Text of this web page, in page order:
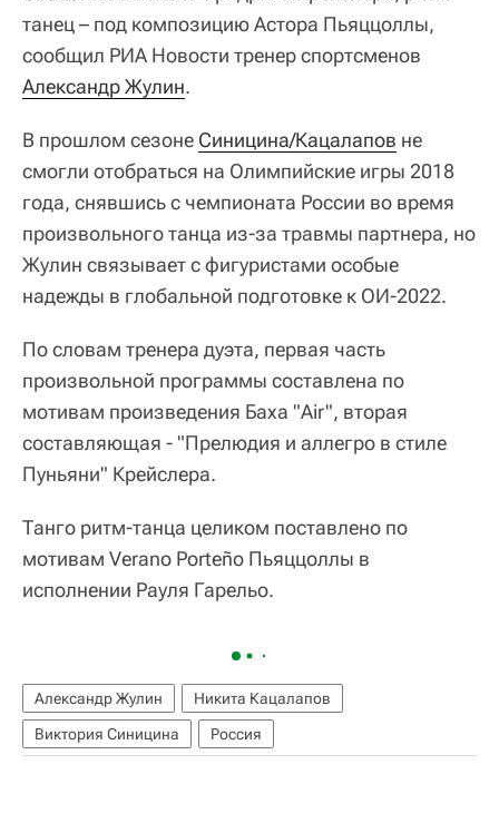
танец – под композицию Астора Пьяццоллы,
сообщил РИА Новости тренер спортсменов
Александр Жулин.
В прошлом сезоне Синицина/Кацалапов не
смогли отобраться на Олимпийские игры 2018
года, снявшись с чемпионата России во время
произвольного танца из-за травмы партнера, но
Жулин связывает с фигуристами особые
надежды в глобальной подготовке к ОИ-2022.
По словам тренера дуэта, первая часть
произвольной программы составлена по
мотивам произведения Баха "Air", вторая
составляющая - "Прелюдия и аллегро в стиле
Пуньяни" Крейслера.
Танго ритм-танца целиком поставлено по
мотивам Verano Porteño Пьяццоллы в
исполнении Рауля Гарельо.
Александр Жулин
Никита Кацалапов
Виктория Синицина
Россия